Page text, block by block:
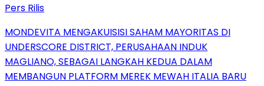
Pers Rilis
MONDEVITA MENGAKUISISI SAHAM MAYORITAS DI
UNDERSCORE DISTRICT, PERUSAHAAN INDUK
MAGLIANO, SEBAGAI LANGKAH KEDUA DALAM
MEMBANGUN PLATFORM MEREK MEWAH ITALIA BARU